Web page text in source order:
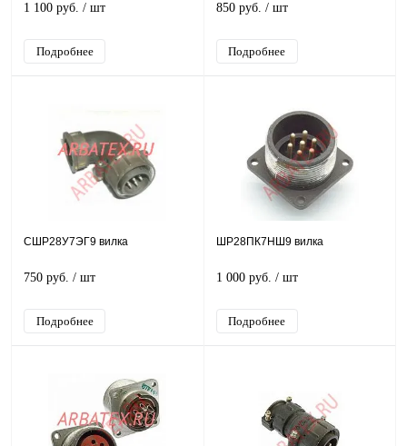
1 100 руб. / шт
Подробнее
850 руб. / шт
Подробнее
СШР28У7ЭГ9 вилка
750 руб. / шт
Подробнее
ШР28ПК7НШ9 вилка
1 000 руб. / шт
Подробнее